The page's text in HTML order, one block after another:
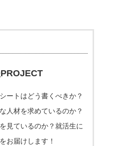
ートはどう書くべきか？
人材を求めているのか？
見ているのか？就活生に
お届けします！